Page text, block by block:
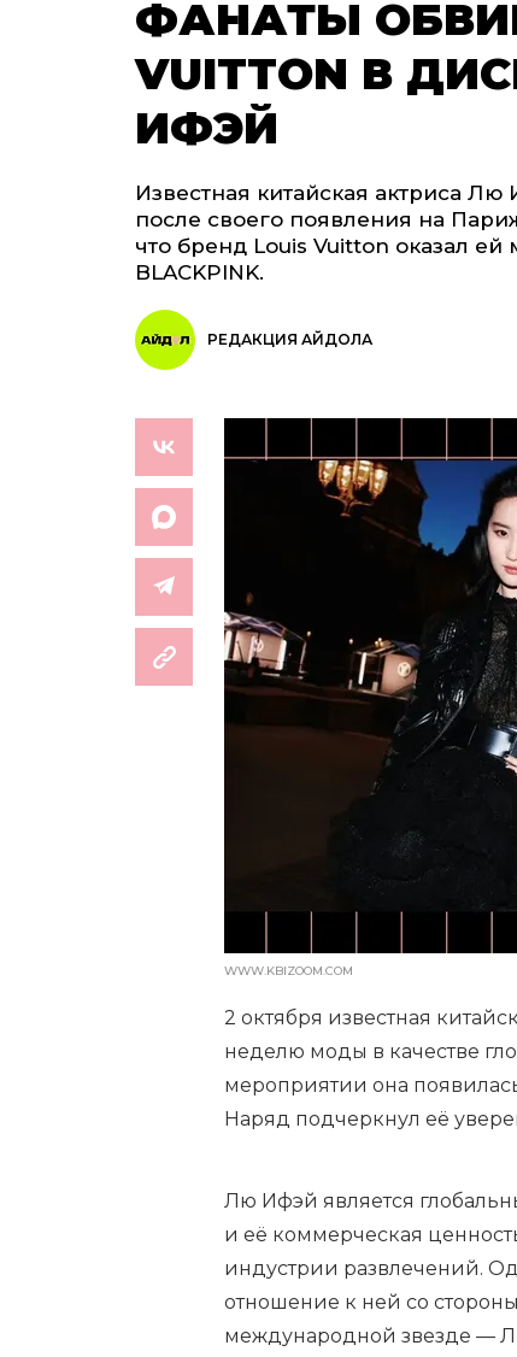
ФАНАТЫ
VUITTON В
ИФЭЙ
Известная китайская актриса
после своего появления на
что бренд Louis Vuitton оказал
BLACKPINK.
РЕДАКЦИЯ АЙДОЛА
WWW.KBIZOOM.COM
2 октября известная
неделю моды в качестве
мероприятии она
Наряд подчеркнул её
Лю Ифэй является
и её коммерческая
индустрии развлечений.
отношение к ней со
международной звезде —